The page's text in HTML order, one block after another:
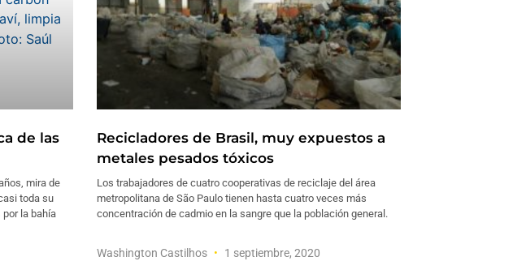
de las
mira de
toda su
la bahía
Recicladores de Brasil, muy expuestos a
metales pesados tóxicos
Los trabajadores de cuatro cooperativas de reciclaje del área
metropolitana de São Paulo tienen hasta cuatro veces más
concentración de cadmio en la sangre que la población general.
Washington Castilhos 1 septiembre, 2020